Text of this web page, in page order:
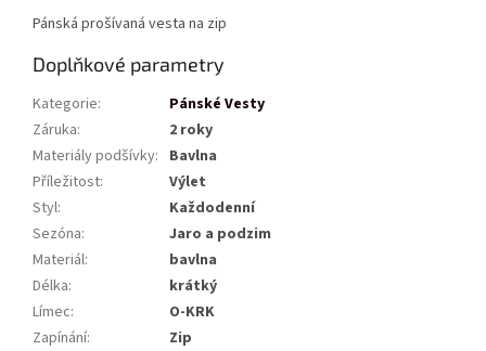
Pánská prošívaná vesta na zip
Doplňkové parametry
Kategorie:
Pánské Vesty
Záruka:
2 roky
Materiály podšívky: Bavlna
Příležitost:
Výlet
Styl:
Každodenní
Sezóna:
Jaro a podzim
Materiál:
bavlna
Délka:
krátký
Límec:
O-KRK
Zapínání:
Zip